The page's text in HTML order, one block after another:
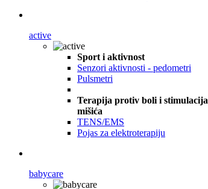
active
Sport i aktivnost
Senzori aktivnosti - pedometri
Pulsmetri
Terapija protiv boli i stimulacija
mišića
TENS/EMS
Pojas za elektroterapiju
babycare